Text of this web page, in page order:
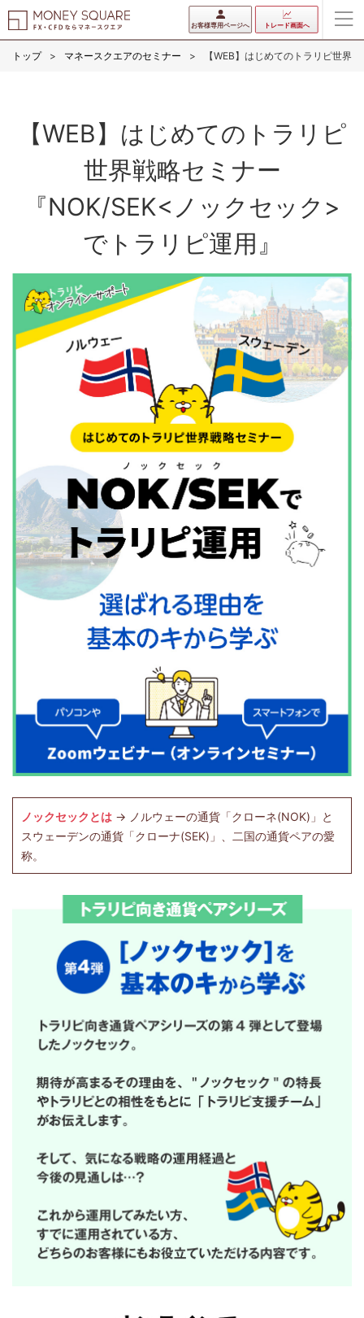
お客様専用ページへ トレード画面へ
トップ マネースクエアのセミナー 【WEB】はじめてのトラリピ世界
【WEB】はじめてのトラリピ
世界戦略セミナー
『NOK/SEK<ノックセック>
でトラリピ運用』
ノックセックとは → ノルウェーの通貨「クローネ(NOK)」と
スウェーデンの通貨「クローナ(SEK)」、二国の通貨ペアの愛
称。